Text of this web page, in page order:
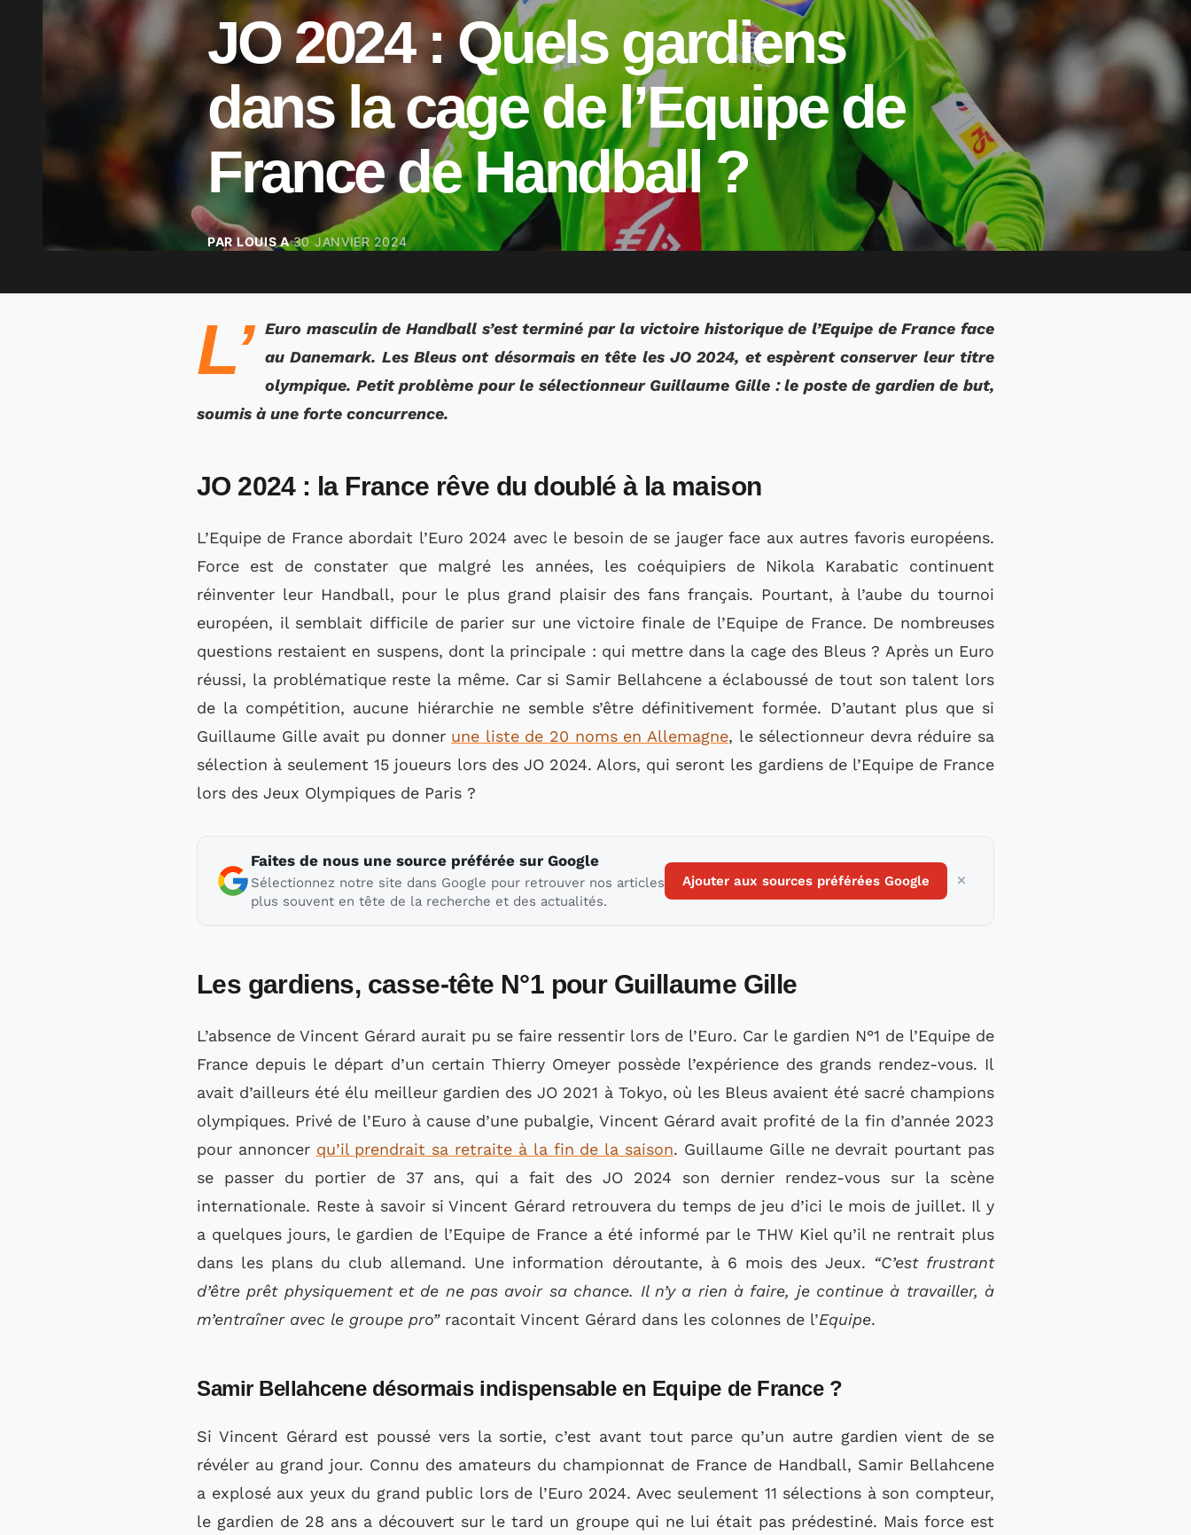
JO 2024 : Quels gardiens
dans la cage de l’Equipe de
France de Handball ?
PAR LOUIS A 30 JANVIER 2024
L’ Euro masculin de Handball s’est terminé par la victoire historique de l’Equipe de France face
au Danemark. Les Bleus ont désormais en tête les JO 2024, et espèrent conserver leur titre
olympique. Petit problème pour le sélectionneur Guillaume Gille : le poste de gardien de but,
soumis à une forte concurrence.
JO 2024 : la France rêve du doublé à la maison
L’Equipe de France abordait l’Euro 2024 avec le besoin de se jauger face aux autres favoris européens.
Force est de constater que malgré les années, les coéquipiers de Nikola Karabatic continuent
réinventer leur Handball, pour le plus grand plaisir des fans français. Pourtant, à l’aube du tournoi
européen, il semblait difficile de parier sur une victoire finale de l’Equipe de France. De nombreuses
questions restaient en suspens, dont la principale : qui mettre dans la cage des Bleus ? Après un Euro
réussi, la problématique reste la même. Car si Samir Bellahcene a éclaboussé de tout son talent lors
de la compétition, aucune hiérarchie ne semble s’être définitivement formée. D’autant plus que si
Guillaume Gille avait pu donner une liste de 20 noms en Allemagne, le sélectionneur devra réduire sa
sélection à seulement 15 joueurs lors des JO 2024. Alors, qui seront les gardiens de l’Equipe de France
lors des Jeux Olympiques de Paris ?
Faites de nous une source préférée sur Google
Sélectionnez notre site dans Google pour retrouver nos articles
plus souvent en tête de la recherche et des actualités.
Ajouter aux sources préférées Google
Les gardiens, casse-tête N°1 pour Guillaume Gille
L’absence de Vincent Gérard aurait pu se faire ressentir lors de l’Euro. Car le gardien N°1 de l’Equipe de
France depuis le départ d’un certain Thierry Omeyer possède l’expérience des grands rendez-vous. Il
avait d’ailleurs été élu meilleur gardien des JO 2021 à Tokyo, où les Bleus avaient été sacré champions
olympiques. Privé de l’Euro à cause d’une pubalgie, Vincent Gérard avait profité de la fin d’année 2023
pour annoncer qu’il prendrait sa retraite à la fin de la saison. Guillaume Gille ne devrait pourtant pas
se passer du portier de 37 ans, qui a fait des JO 2024 son dernier rendez-vous sur la scène
internationale. Reste à savoir si Vincent Gérard retrouvera du temps de jeu d’ici le mois de juillet. Il y
a quelques jours, le gardien de l’Equipe de France a été informé par le THW Kiel qu’il ne rentrait plus
dans les plans du club allemand. Une information déroutante, à 6 mois des Jeux. “C’est frustrant
d’être prêt physiquement et de ne pas avoir sa chance. Il n’y a rien à faire, je continue à travailler, à
m’entraîner avec le groupe pro” racontait Vincent Gérard dans les colonnes de l’Equipe.
Samir Bellahcene désormais indispensable en Equipe de France ?
Si Vincent Gérard est poussé vers la sortie, c’est avant tout parce qu’un autre gardien vient de se
révéler au grand jour. Connu des amateurs du championnat de France de Handball, Samir Bellahcene
a explosé aux yeux du grand public lors de l’Euro 2024. Avec seulement 11 sélections à son compteur,
le gardien de 28 ans a découvert sur le tard un groupe qui ne lui était pas prédestiné. Mais force est